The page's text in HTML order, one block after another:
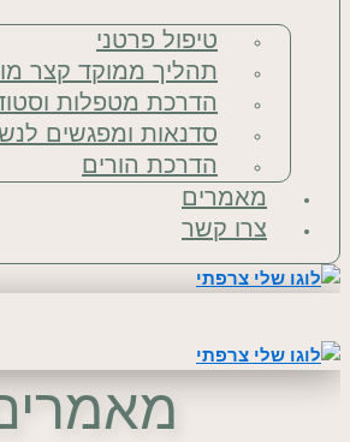
טיפול פרטני
תהליך ממוקד קצר
הדרכת מטפלות
סדנאות ומפגשים
הדרכת הורים
מאמרים
צרו קשר